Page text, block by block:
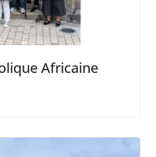
Africaine